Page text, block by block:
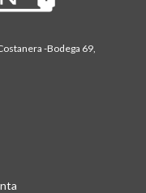
-Bodega 69,